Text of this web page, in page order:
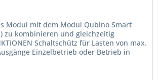
Modul mit dem Modul Qubino Smart
zu kombinieren und gleichzeitig
Schaltschütz für Lasten von max.
Einzelbetrieb oder Betrieb in